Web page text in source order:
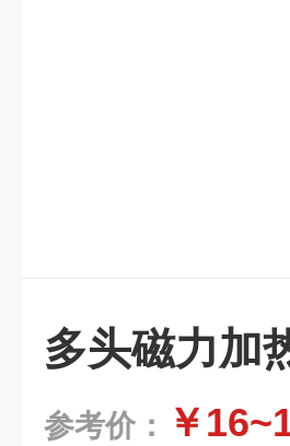
多头磁力加
参考价： ￥